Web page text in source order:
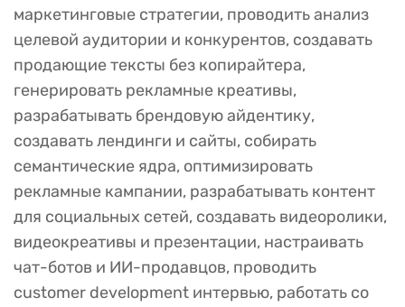
маркетинговые стратегии, проводить анализ
целевой аудитории и конкурентов, создавать
продающие тексты без копирайтера,
генерировать рекламные креативы,
разрабатывать брендовую айдентику,
создавать лендинги и сайты, собирать
семантические ядра, оптимизировать
рекламные кампании, разрабатывать контент
для социальных сетей, создавать видеоролики,
видеокреативы и презентации, настраивать
чат-ботов и ИИ-продавцов, проводить
customer development интервью, работать со